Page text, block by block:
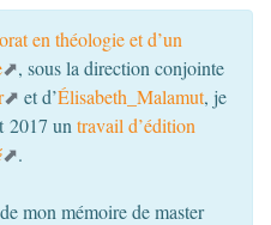
en théologie et d’un
, sous la direction conjointe
et d’Élisabeth_Malamut, je
2017 un travail d’édition
.
mon mémoire de master